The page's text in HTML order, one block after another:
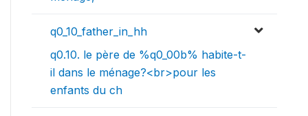
q0_10_father_in_hh
q0.10. le père de %q0_00b% habite-t-
il dans le ménage?<br>pour les
enfants du ch